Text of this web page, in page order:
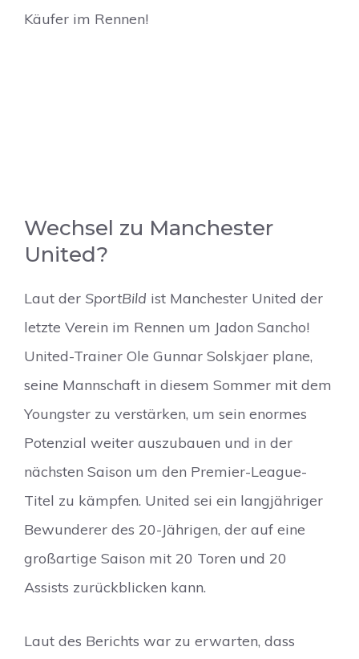
Käufer im Rennen!
Wechsel zu Manchester
United?
Laut der SportBild ist Manchester United der
letzte Verein im Rennen um Jadon Sancho!
United-Trainer Ole Gunnar Solskjaer plane,
seine Mannschaft in diesem Sommer mit dem
Youngster zu verstärken, um sein enormes
Potenzial weiter auszubauen und in der
nächsten Saison um den Premier-League-
Titel zu kämpfen. United sei ein langjähriger
Bewunderer des 20-Jährigen, der auf eine
großartige Saison mit 20 Toren und 20
Assists zurückblicken kann.
Laut des Berichts war zu erwarten, dass